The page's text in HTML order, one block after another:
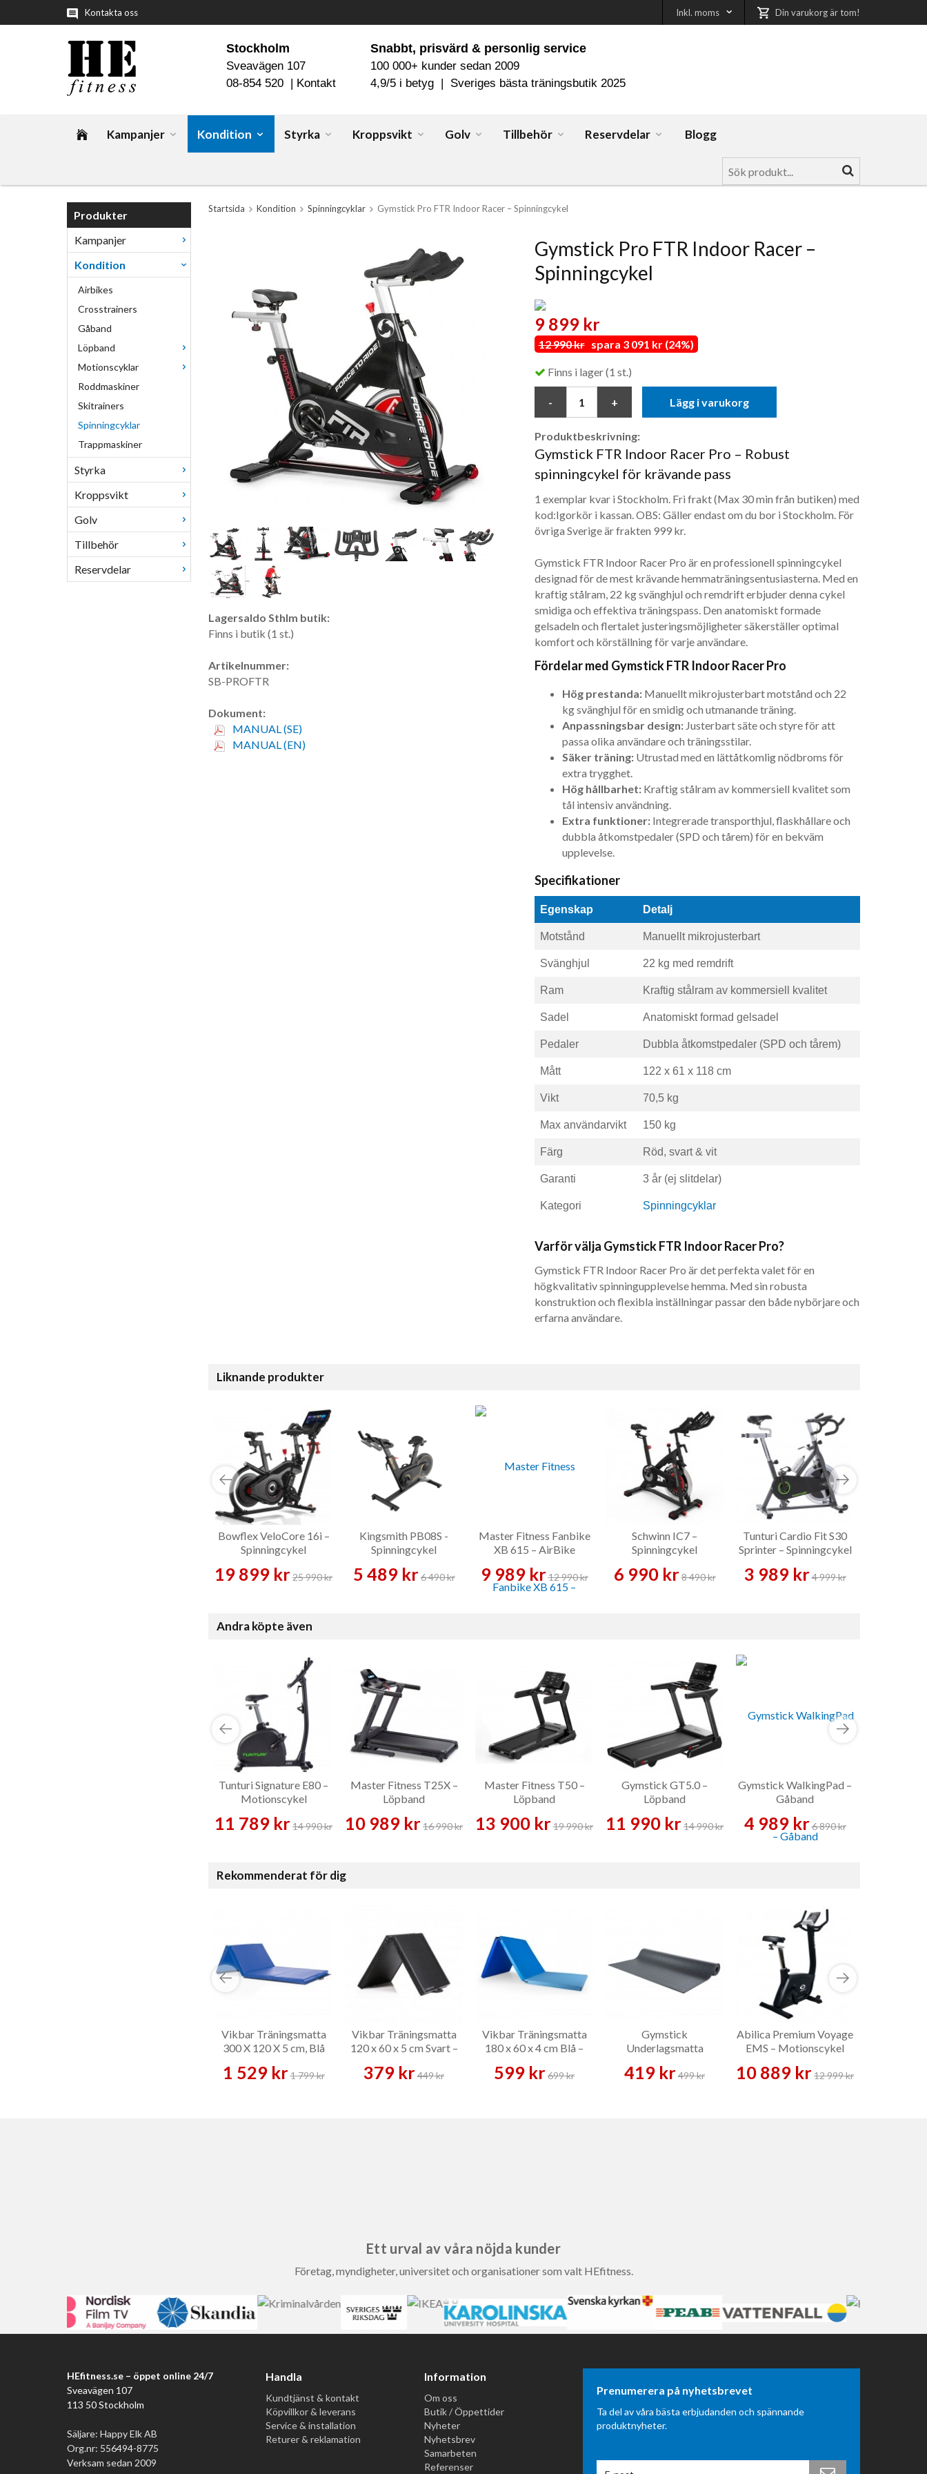
Kontakta oss Inkl. moms Din varukorg är tom!
Snabbt, prisvärd & personlig service
100 000+ kunder sedan 2009
4,9/5 i betyg | Sveriges bästa träningsbutik 2025
Stockholm
Sveavägen 107
08-854 520 | Kontakt
Kampanjer Kondition Styrka Kroppsvikt Golv Tillbehör Reservdelar Blogg
Produkter
Kampanjer
Kondition
Airbikes
Crosstrainers
Gåband
Löpband
Motionscyklar
Roddmaskiner
Skitrainers
Spinningcyklar
Trappmaskiner
Styrka
Kroppsvikt
Golv
Tillbehör
Reservdelar
Startsida Kondition Spinningcyklar Gymstick Pro FTR Indoor Racer – Spinningcykel
Gymstick Pro FTR Indoor Racer –
Spinningcykel
9 899 kr
12 990 krspara 3 091 kr (24%)
Finns i lager (1 st.)
Lägg i varukorg
Produktbeskrivning:
Gymstick FTR Indoor Racer Pro – Robust
spinningcykel för krävande pass
1 exemplar kvar i Stockholm. Fri frakt (Max 30 min från butiken) med
kod:Igorkör i kassan. OBS: Gäller endast om du bor i Stockholm. För
övriga Sverige är frakten 999 kr.
Gymstick FTR Indoor Racer Pro är en professionell spinningcykel
designad för de mest krävande hemmaträningsentusiasterna. Med en
kraftig stålram, 22 kg svänghjul och remdrift erbjuder denna cykel
smidiga och effektiva träningspass. Den anatomiskt formade
gelsadeln och flertalet justeringsmöjligheter säkerställer optimal
komfort och körställning för varje användare.
Fördelar med Gymstick FTR Indoor Racer Pro
Hög prestanda:Manuellt mikrojusterbart motstånd och 22
kg svänghjul för en smidig och utmanande träning.
Anpassningsbar design:Justerbart säte och styre för att
passa olika användare och träningsstilar.
Säker träning:Utrustad med en lättåtkomlig nödbroms för
extra trygghet.
Hög hållbarhet:Kraftig stålram av kommersiell kvalitet som
tål intensiv användning.
Extra funktioner:Integrerade transporthjul, flaskhållare och
dubbla åtkomstpedaler (SPD och tårem) för en bekväm
upplevelse.
Specifikationer
Egenskap Detalj
Motstånd Manuellt mikrojusterbart
Svänghjul 22 kg med remdrift
Ram Kraftig stålram av kommersiell kvalitet
Sadel Anatomiskt formad gelsadel
Pedaler Dubbla åtkomstpedaler (SPD och tårem)
Mått 122 x 61 x 118 cm
Vikt 70,5 kg
Max användarvikt 150 kg
Färg Röd, svart & vit
Garanti 3 år (ej slitdelar)
Kategori Spinningcyklar
Varför välja Gymstick FTR Indoor Racer Pro?
Gymstick FTR Indoor Racer Pro är det perfekta valet för en
högkvalitativ spinningupplevelse hemma. Med sin robusta
konstruktion och flexibla inställningar passar den både nybörjare och
erfarna användare.
Lagersaldo Sthlm butik:
Finns i butik (1 st.)
Artikelnummer:
SB-PROFTR
Dokument:
MANUAL (SE)
MANUAL (EN)
Liknande produkter
Bowflex VeloCore 16i –
Spinningcykel
19 899 kr25 990 kr
Kingsmith PB08S -
Spinningcykel
5 489 kr6 490 kr
Master Fitness Fanbike
XB 615 – AirBike
9 989 kr12 990 kr
Schwinn IC7 –
Spinningcykel
6 990 kr8 490 kr
Tunturi Cardio Fit S30
Sprinter – Spinningcykel
3 989 kr4 999 kr
Andra köpte även
Tunturi Signature E80 –
Motionscykel
11 789 kr14 990 kr
Master Fitness T25X –
Löpband
10 989 kr16 990 kr
Master Fitness T50 –
Löpband
13 900 kr19 990 kr
Gymstick GT5.0 –
Löpband
11 990 kr14 990 kr
Gymstick WalkingPad –
Gåband
4 989 kr6 890 kr
Rekommenderat för dig
Vikbar Träningsmatta
300 X 120 X 5 cm, Blå
1 529 kr1 799 kr
Vikbar Träningsmatta
120 x 60 x 5 cm Svart –
379 kr449 kr
Vikbar Träningsmatta
180 x 60 x 4 cm Blå –
599 kr699 kr
Gymstick
Underlagsmatta
419 kr499 kr
Abilica Premium Voyage
EMS – Motionscykel
10 889 kr12 999 kr
Ett urval av våra nöjda kunder
Företag, myndigheter, universitet och organisationer som valt HEfitness.
HEfitness.se – öppet online 24/7
Sveavägen 107
113 50 Stockholm
Säljare: Happy Elk AB
Org.nr: 556494-8775
Verksam sedan 2009
Handla
Kundtjänst & kontakt
Köpvillkor & leverans
Service & installation
Returer & reklamation
Information
Om oss
Butik / Öppettider
Nyheter
Nyhetsbrev
Samarbeten
Referenser
Prenumerera på nyhetsbrevet
Ta del av våra bästa erbjudanden och spännande
produktnyheter.